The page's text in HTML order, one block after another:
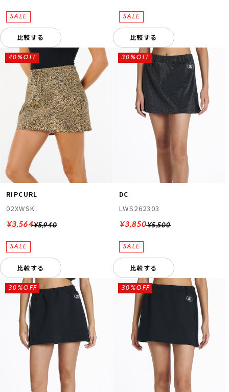
比較する 比較する
RIPCURL
02XWSK
¥5,940
40%OFF
¥3,564
比較する
DC
LWS262303
¥5,500
30%OFF
¥3,850
比較する
30%OFF 30%OFF